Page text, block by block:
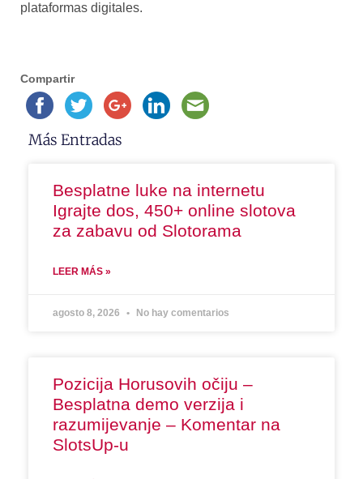
plataformas digitales.
Compartir
Más Entradas
Besplatne luke na internetu
Igrajte dos, 450+ online slotova
za zabavu od Slotorama
LEER MÁS »
agosto 8, 2026 No hay comentarios
Pozicija Horusovih očiju –
Besplatna demo verzija i
razumijevanje – Komentar na
SlotsUp-u